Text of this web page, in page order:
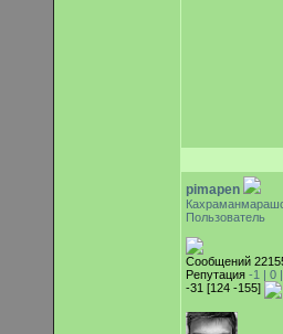
pimapen
Пользователь
Сообщений
Репутация -1 | 0
-31 [124 -155]